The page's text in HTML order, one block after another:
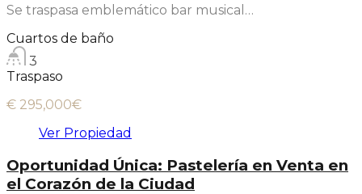
Se traspasa emblemático bar musical…
Cuartos de baño
3
Traspaso
€ 295,000€
Ver Propiedad
Oportunidad Única: Pastelería en Venta en
el Corazón de la Ciudad